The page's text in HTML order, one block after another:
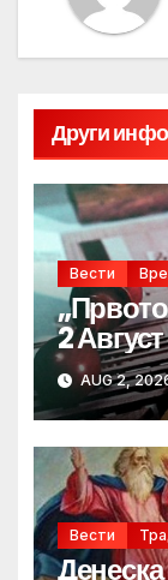
Други
Вести
2
AUG 2,
Вести